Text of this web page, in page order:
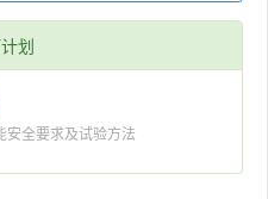
划
安全要求及试验方法